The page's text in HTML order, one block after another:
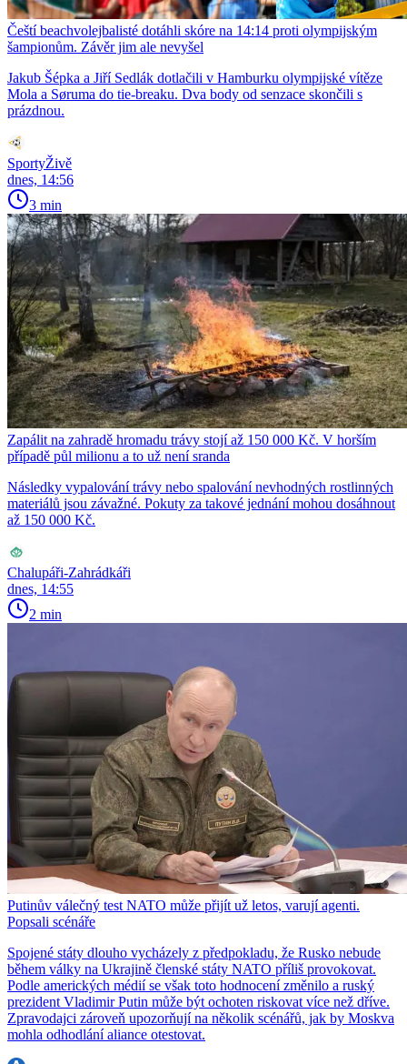
Čeští beachvolejbalisté dotáhli skóre na 14:14 proti olympijským
šampionům. Závěr jim ale nevyšel
Jakub Šépka a Jiří Sedlák dotlačili v Hamburku olympijské vítěze
Mola a Søruma do tie-breaku. Dva body od senzace skončili s
prázdnou.
SportyŽivě
dnes, 14:56
3 min
Zapálit na zahradě hromadu trávy stojí až 150 000 Kč. V horším
případě půl milionu a to už není sranda
Následky vypalování trávy nebo spalování nevhodných rostlinných
materiálů jsou závažné. Pokuty za takové jednání mohou dosáhnout
až 150 000 Kč.
Chalupáři-Zahrádkáři
dnes, 14:55
2 min
Putinův válečný test NATO může přijít už letos, varují agenti.
Popsali scénáře
Spojené státy dlouho vycházely z předpokladu, že Rusko nebude
během války na Ukrajině členské státy NATO příliš provokovat.
Podle amerických médií se však toto hodnocení změnilo a ruský
prezident Vladimir Putin může být ochoten riskovat více než dříve.
Zpravodajci zároveň upozorňují na několik scénářů, jak by Moskva
mohla odhodlání aliance otestovat.